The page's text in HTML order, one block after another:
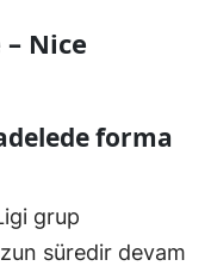
Nice
forma
grup
süredir devam